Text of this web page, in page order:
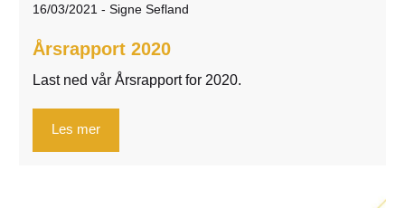
16/03/2021 -Signe Sefland
Årsrapport 2020
Last ned vår Årsrapport for 2020.
Les mer